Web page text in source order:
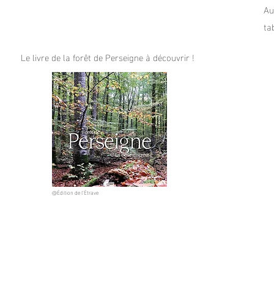
Le livre de la forêt de Perseigne à découvrir !
@Édition de l’Étrave